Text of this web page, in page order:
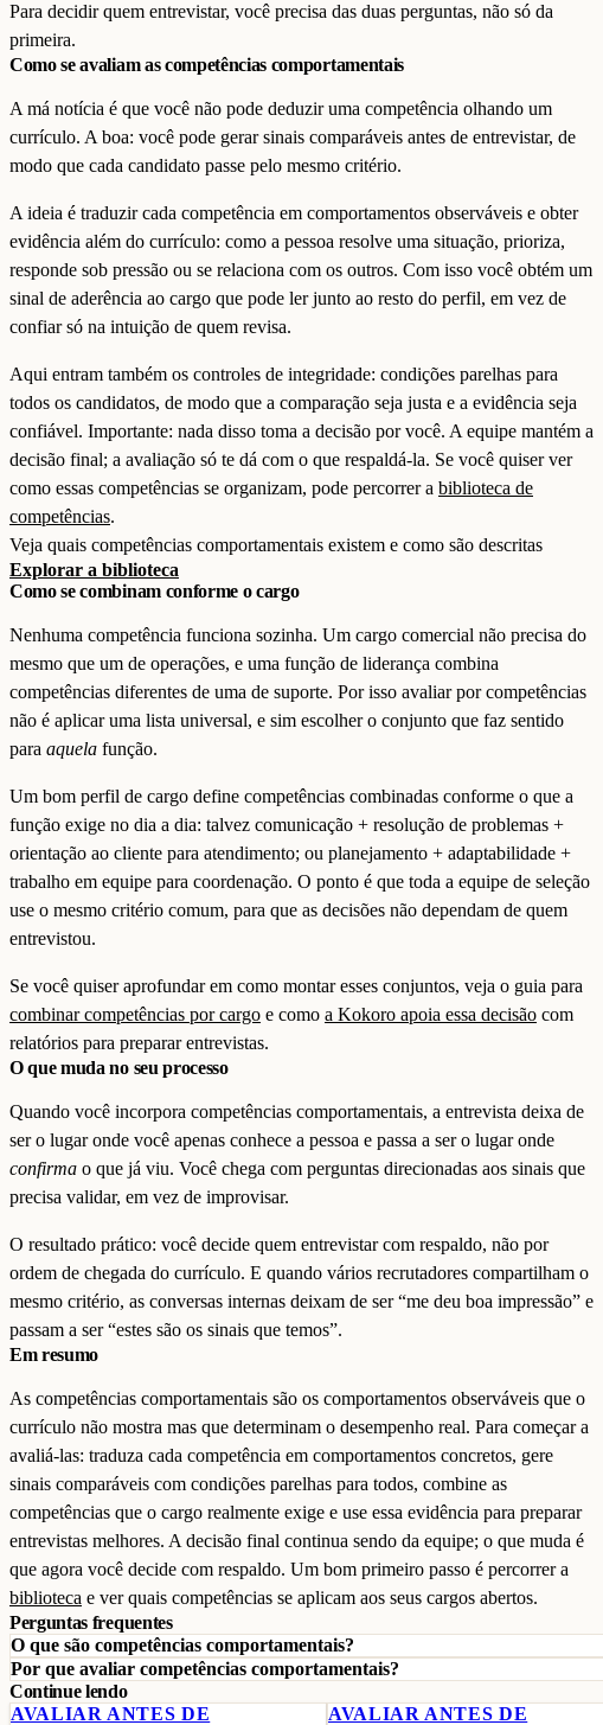
Para decidir quem entrevistar, você precisa das duas perguntas, não só da
primeira.
Como se avaliam as competências comportamentais
A má notícia é que você não pode deduzir uma competência olhando um
currículo. A boa: você pode gerar sinais comparáveis antes de entrevistar, de
modo que cada candidato passe pelo mesmo critério.
A ideia é traduzir cada competência em comportamentos observáveis e obter
evidência além do currículo: como a pessoa resolve uma situação, prioriza,
responde sob pressão ou se relaciona com os outros. Com isso você obtém um
sinal de aderência ao cargo que pode ler junto ao resto do perfil, em vez de
confiar só na intuição de quem revisa.
Aqui entram também os controles de integridade: condições parelhas para
todos os candidatos, de modo que a comparação seja justa e a evidência seja
confiável. Importante: nada disso toma a decisão por você. A equipe mantém a
decisão final; a avaliação só te dá com o que respaldá-la. Se você quiser ver
como essas competências se organizam, pode percorrer a biblioteca de
competências.
Veja quais competências comportamentais existem e como são descritas
Explorar a biblioteca
Como se combinam conforme o cargo
Nenhuma competência funciona sozinha. Um cargo comercial não precisa do
mesmo que um de operações, e uma função de liderança combina
competências diferentes de uma de suporte. Por isso avaliar por competências
não é aplicar uma lista universal, e sim escolher o conjunto que faz sentido
para aquela função.
Um bom perfil de cargo define competências combinadas conforme o que a
função exige no dia a dia: talvez comunicação + resolução de problemas +
orientação ao cliente para atendimento; ou planejamento + adaptabilidade +
trabalho em equipe para coordenação. O ponto é que toda a equipe de seleção
use o mesmo critério comum, para que as decisões não dependam de quem
entrevistou.
Se você quiser aprofundar em como montar esses conjuntos, veja o guia para
combinar competências por cargo e como a Kokoro apoia essa decisão com
relatórios para preparar entrevistas.
O que muda no seu processo
Quando você incorpora competências comportamentais, a entrevista deixa de
ser o lugar onde você apenas conhece a pessoa e passa a ser o lugar onde
confirma o que já viu. Você chega com perguntas direcionadas aos sinais que
precisa validar, em vez de improvisar.
O resultado prático: você decide quem entrevistar com respaldo, não por
ordem de chegada do currículo. E quando vários recrutadores compartilham o
mesmo critério, as conversas internas deixam de ser “me deu boa impressão” e
passam a ser “estes são os sinais que temos”.
Em resumo
As competências comportamentais são os comportamentos observáveis que o
currículo não mostra mas que determinam o desempenho real. Para começar a
avaliá-las: traduza cada competência em comportamentos concretos, gere
sinais comparáveis com condições parelhas para todos, combine as
competências que o cargo realmente exige e use essa evidência para preparar
entrevistas melhores. A decisão final continua sendo da equipe; o que muda é
que agora você decide com respaldo. Um bom primeiro passo é percorrer a
biblioteca e ver quais competências se aplicam aos seus cargos abertos.
Perguntas frequentes
O que são competências comportamentais?
Por que avaliar competências comportamentais?
Continue lendo
AVALIAR ANTES DE
AVALIAR ANTES DE